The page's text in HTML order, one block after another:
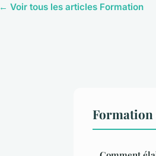
← Voir tous les articles Formation